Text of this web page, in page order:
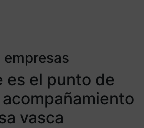
es el punto de
vasca